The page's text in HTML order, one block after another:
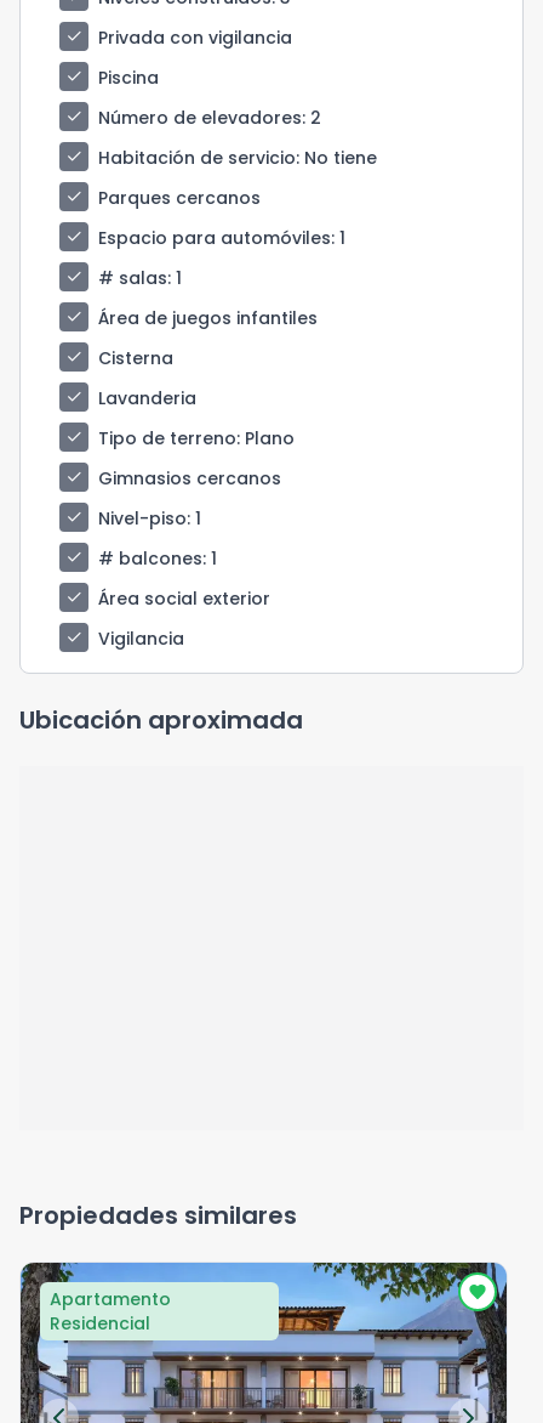
check
Privada con vigilancia
check
Piscina
check
Número de elevadores: 2
check
Habitación de servicio: No tiene
check
Parques cercanos
check
Espacio para automóviles: 1
check
# salas: 1
check
Área de juegos infantiles
check
Cisterna
check
Lavanderia
check
Tipo de terreno: Plano
check
Gimnasios cercanos
check
Nivel-piso: 1
check
# balcones: 1
check
Área social exterior
check
Vigilancia
Ubicación aproximada
Propiedades similares
Apartamento
Residencial